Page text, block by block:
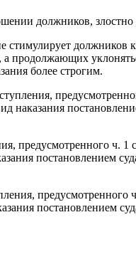
должников,
стимулирует
продолжающих
более строгим.
наказания
предусмотренного ч.
постановлением
постановлением